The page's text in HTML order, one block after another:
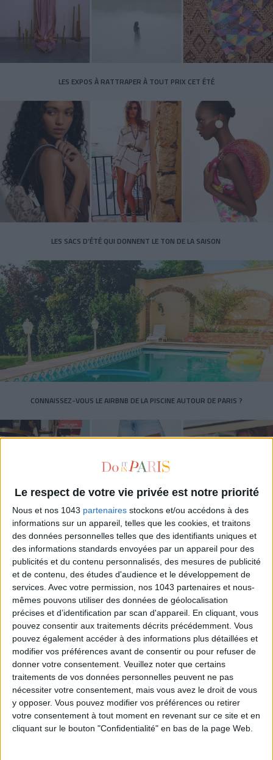
Le respect de votre vie privée est notre priorité
Nous et nos 1043 partenaires stockons et/ou accédons à des
informations sur un appareil, telles que les cookies, et traitons
des données personnelles telles que des identifiants uniques et
des informations standards envoyées par un appareil pour des
publicités et du contenu personnalisés, des mesures de publicité
et de contenu, des études d'audience et le développement de
services. Avec votre permission, nos 1043 partenaires et nous-
mêmes pouvons utiliser des données de géolocalisation
précises et d’identification par scan d'appareil. En cliquant, vous
pouvez consentir aux traitements décrits précédemment. Vous
pouvez également accéder à des informations plus détaillées et
modifier vos préférences avant de consentir ou pour refuser de
donner votre consentement. Veuillez noter que certains
traitements de vos données personnelles peuvent ne pas
nécessiter votre consentement, mais vous avez le droit de vous
y opposer. Vous pouvez modifier vos préférences ou retirer
votre consentement à tout moment en revenant sur ce site et en
cliquant sur le bouton "Confidentialité" en bas de la page Web.
LES EXPOS À RATTRAPER À TOUT PRIX CET ÉTÉ
LES SACS D’ÉTÉ QUI DONNENT LE TON DE LA SAISON
CONNAISSEZ-VOUS LE AIRBNB DE LA PISCINE AUTOUR DE PARIS ?
LES SNEAKERS STARS DE L’ÉTÉ
Inscrivez-vous à notre newsletter
S'INSCRIRE